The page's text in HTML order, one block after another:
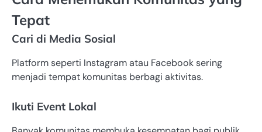
Tepat
Cari di Media Sosial
Platform seperti Instagram atau Facebook sering
menjadi tempat komunitas berbagi aktivitas.
Ikuti Event Lokal